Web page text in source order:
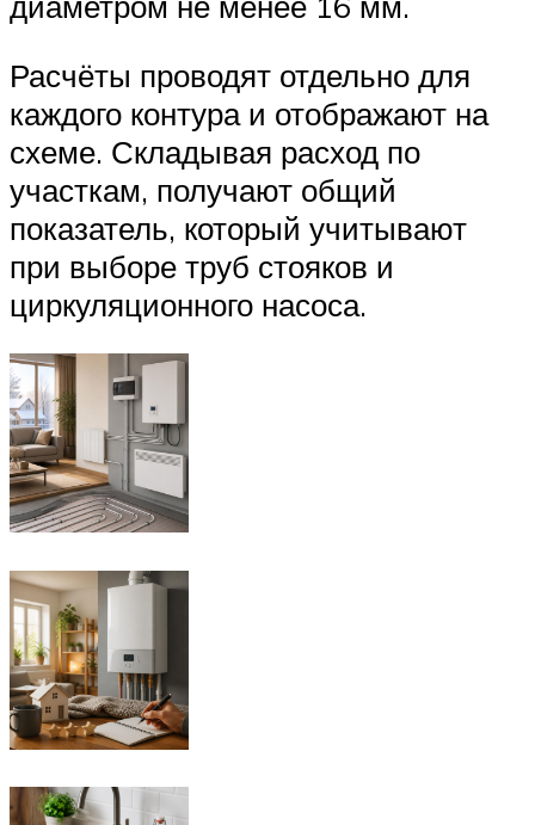
Расчёты проводят отдельно для
каждого контура и отображают на
схеме. Складывая расход по
участкам, получают общий
показатель, который учитывают
при выборе труб стояков и
циркуляционного насоса.